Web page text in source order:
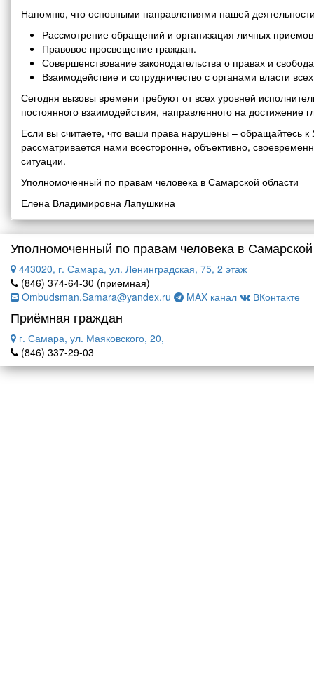
Напомню, что основными направлениями нашей
Рассмотрение обращений и организация личных
Правовое просвещение граждан.
Совершенствование законодательства о правах и
Взаимодействие и сотрудничество с органами власти
Сегодня вызовы времени требуют от всех уровней
постоянного взаимодействия, направленного на
Если вы считаете, что ваши права нарушены – обращайтесь
рассматривается нами всесторонне, объективно,
ситуации.
Уполномоченный по правам человека в Самарской области
Елена Владимировна Лапушкина
Уполномоченный по правам человека в
443020, г. Самара, ул. Ленинградская, 75, 2 этаж
(846) 374-64-30 (приемная)
Ombudsman.Samara@yandex.ru
MAX канал ВКонтакте
Приёмная граждан
г. Самара, ул. Маяковского, 20,
(846) 337-29-03